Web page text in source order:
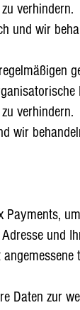
verhindern.
und wir
verhindern.
wir
und
Daten zur